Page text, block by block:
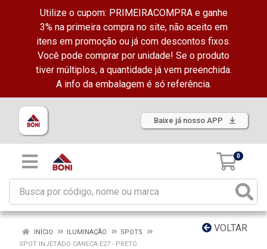
Utilize o cupom: PRIMEIRACOMPRA e ganhe
3% na primeira compra no site, não aceito em
itens em promoção ou já com descontos fixos.
Você pode comprar por unidade! Se o produto
tiver múltiplos, a quantidade já vem preenchida.
A info da embalagem é só referência.
Baixe já nosso APP
0
VOLTAR
INÍCIO ILUMINAÇÃO
SPOTS
SPOT INJETADO CANECA E27 - PRETO